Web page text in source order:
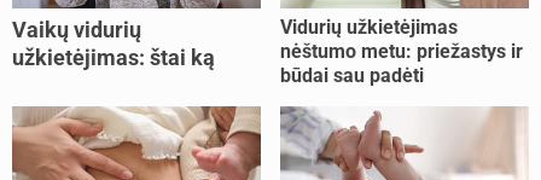
Vaikų vidurių
užkietėjimas: štai ką
Vidurių užkietėjimas
nėštumo metu: priežastys ir
būdai sau padėti